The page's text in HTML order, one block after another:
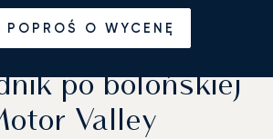
POPROŚ O WYCENĘ
kompletny
po bolońskiej
Valley